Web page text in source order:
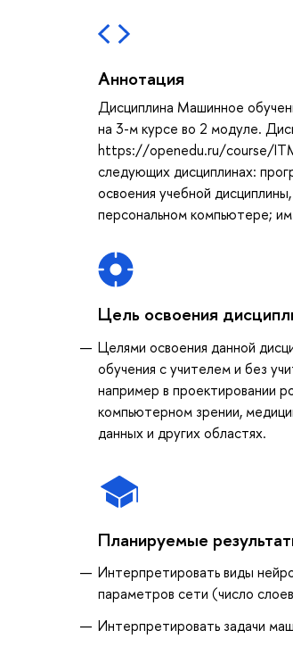
Аннотация
Дисциплина Машинное
на 3-м курсе во 2 модуле.
https://openedu.ru/course/
следующих дисциплинах:
освоения учебной
персональном компьютере;
Цель освоения
Целями освоения данной
обучения с учителем и без
например в проектировании
компьютерном зрении,
данных и других областях.
Планируемые
Интерпретировать виды
параметров сети (число
Интерпретировать задачи